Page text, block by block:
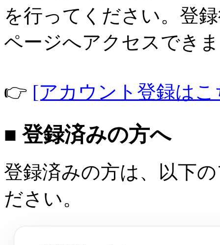
を行ってください。登
ページへアクセスでき
👉 [アカウント登録は
■ 登録済みの方へ
登録済みの方は、以下
ださい。